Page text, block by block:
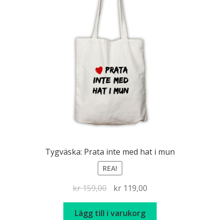
Tygväska: Prata inte med hat i mun
REA!
kr159,00
Det
ursprungliga
priset
kr119,00Det
nuvarande
Lägg till i varukorg